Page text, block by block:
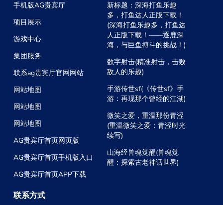
手机版AG贵宾厅
项目展示
游戏中心
集团服务
联系ag贵宾厅官网网站
网站地图
网站地图
网站地图
AG贵宾厅首页网页版
AG贵宾厅首页手机版入口
AG贵宾厅首页APP下载
新标题：深海打鱼乐趣
多，打鱼达人正版下载！
(深海打鱼乐趣多，打鱼达
人正版下载！——逐鹿深
海，与巨鱼搏斗的挑战！)
数字射击(精准射击，击败
敌人的乐趣)
手游传世sf(《传世sf》手
游：再现那个曾经的江湖)
微笑之爱，重温那份青涩
(重温微笑之爱：青涩时光
续写)
山海经兽魂觉醒(兽魂觉
醒：探索古老神话世界)
联系方式